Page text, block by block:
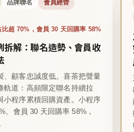
品牌聯名 會員經營
比超 70%，會員 30 天回購率 58%
拆解：聯名造勢、會員收
、顧客忠誠度低。喜茶把聲量
軌道：高頻限定聯名持續拉
小程序累積回購資產。小程序
、會員 30 天回購率 58%，